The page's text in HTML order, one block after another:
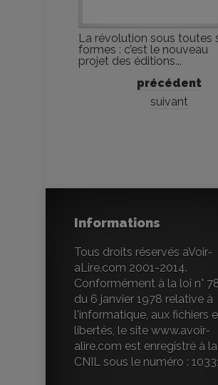
La révolution sous toutes
formes : c’est le nouveau
projet des éditions...
précédent
suivant
Informations
Tous droits réservés aVoir-
aLire.com 2001-2014.
Conformément à la loi n°
du 6 janvier 1978 relative à
l'informatique, aux fichiers
libertés, le site www.avoir-
alire.com est enregistré à la
CNIL sous le numéro :